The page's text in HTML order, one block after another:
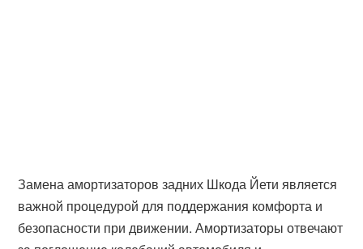
Замена амортизаторов задних Шкода Йети является
важной процедурой для поддержания комфорта и
безопасности при движении. Амортизаторы отвечают